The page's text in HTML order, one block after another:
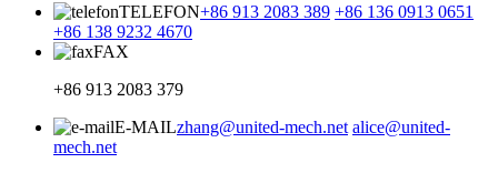
TELEFON+86 913 2083 389 +86 136 0913 0651
+86 138 9232 4670
FAX
+86 913 2083 379
E-MAILzhang@united-mech.net alice@united-
mech.net